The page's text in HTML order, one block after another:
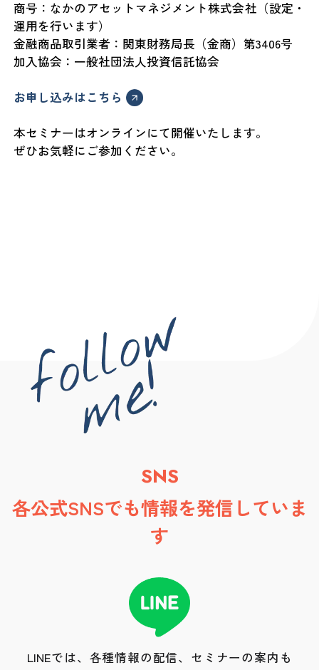
商号：なかのアセットマネジメント株式会社（設定・
運用を行います）
金融商品取引業者：関東財務局長（金商）第3406号
加入協会：一般社団法人投資信託協会
お申し込みはこちら
本セミナーはオンラインにて開催いたします。
ぜひお気軽にご参加ください。
SNS
各公式SNSでも情報を発信していま
す
LINEでは、各種情報の配信、セミナーの案内も